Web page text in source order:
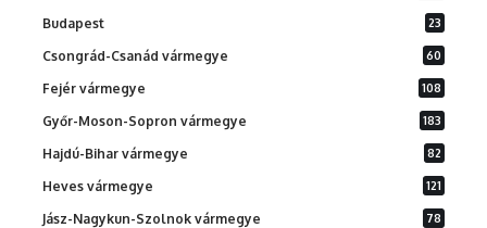
Budapest 23
Csongrád-Csanád vármegye 60
Fejér vármegye 108
Győr-Moson-Sopron vármegye 183
Hajdú-Bihar vármegye 82
Heves vármegye 121
Jász-Nagykun-Szolnok vármegye 78